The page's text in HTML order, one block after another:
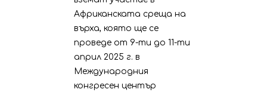
Африканската среща на
върха, която ще се
проведе от 9-ти до 11-ти
април 2025 г. в
Международния
конгресен център